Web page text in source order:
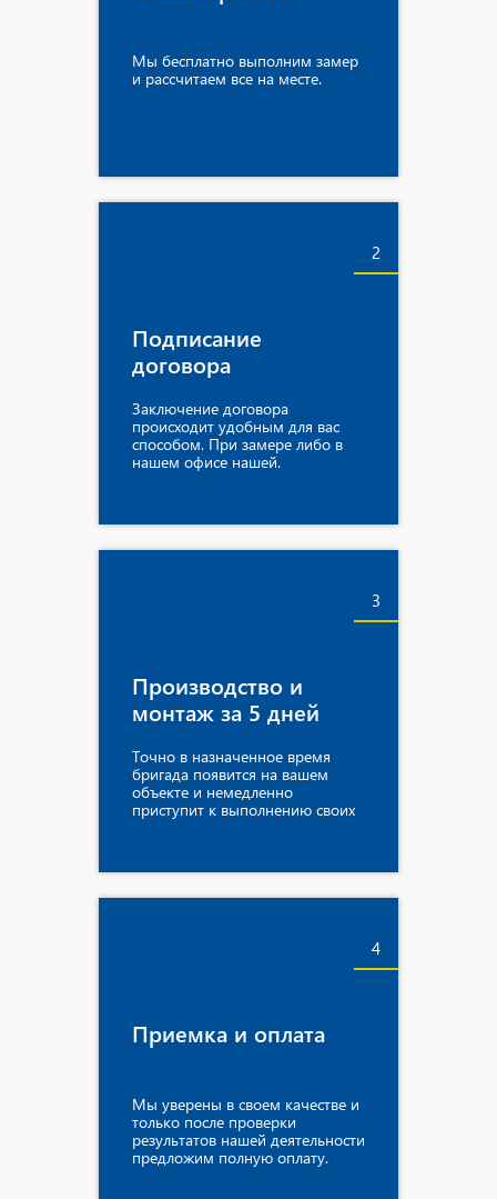
Мы бесплатно выполним замер
и рассчитаем все на месте.
2
Подписание
договора
Заключение договора
происходит удобным для вас
способом. При замере либо в
нашем офисе нашей.
3
Производство и
монтаж за 5 дней
Точно в назначенное время
бригада появится на вашем
объекте и немедленно
приступит к выполнению своих
4
Приемка и оплата
Мы уверены в своем качестве и
только после проверки
результатов нашей деятельности
предложим полную оплату.